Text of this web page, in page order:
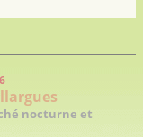
nocturne et
EscapadesLR